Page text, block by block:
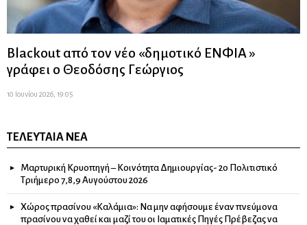
Blackout από τον νέο «δημοτικό ΕΝΦΙΑ »
γράφει ο Θεοδόσης Γεώργιος
10 Ιουνίου 2026, 19:05
ΤΕΛΕΥΤΑΊΑ ΝΈΑ
Μαρτυρική Κρυοπηγή – Κοινότητα Δημιουργίας- 2ο Πολιτιστικό
Τριήμερο 7,8,9 Αυγούστου 2026
Χώρος πρασίνου «Καλάμια»: Να μην αφήσουμε έναν πνεύμονα
πρασίνου να χαθεί και μαζί του οι Ιαματικές Πηγές Πρέβεζας να